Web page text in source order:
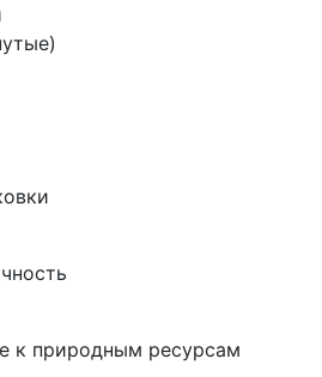
к природным ресурсам